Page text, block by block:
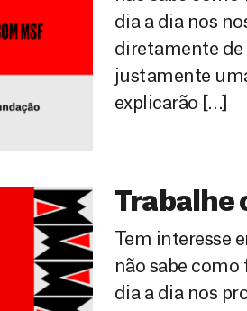
dia a dia nos
diretamente de
justamente
explicarão […]
Trabalhe
Tem interesse
não sabe
dia a dia nos